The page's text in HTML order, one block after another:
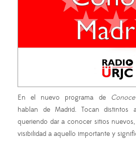
En el nuevo programa de
hablan de Madrid. Tocan distintos
queriendo dar a conocer sitios
visibilidad a aquello importante y